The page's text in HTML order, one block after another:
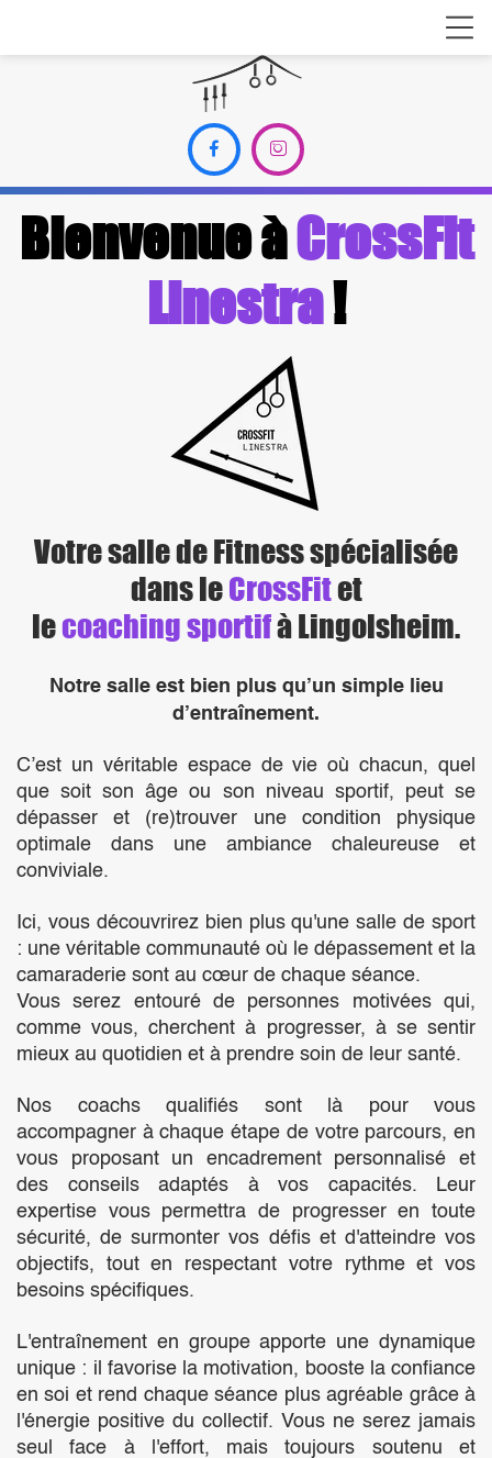
 
Bienvenue àCrossFit
Linestra!
Votre salle de Fitness spécialisée
dans leCrossFitet
lecoaching sportifà Lingolsheim.
Notre salle est bien plus qu’un simple lieu
d’entraînement.
C’est un véritable espace de vie où chacun, quel
que soit son âge ou son niveau sportif, peut se
dépasser et (re)trouver une condition physique
optimale dans une ambiance chaleureuse et
conviviale.
Ici, vous découvrirez bien plus qu'une salle de sport
: une véritable communauté où le dépassement et la
camaraderie sont au cœur de chaque séance.
Vous serez entouré de personnes motivées qui,
comme vous, cherchent à progresser, à se sentir
mieux au quotidien et à prendre soin de leur santé.
Nos coachs qualifiés sont là pour vous
accompagner à chaque étape de votre parcours, en
vous proposant un encadrement personnalisé et
des conseils adaptés à vos capacités. Leur
expertise vous permettra de progresser en toute
sécurité, de surmonter vos défis et d'atteindre vos
objectifs, tout en respectant votre rythme et vos
besoins spécifiques.
L'entraînement en groupe apporte une dynamique
unique : il favorise la motivation, booste la confiance
en soi et rend chaque séance plus agréable grâce à
l'énergie positive du collectif. Vous ne serez jamais
seul face à l'effort, mais toujours soutenu et